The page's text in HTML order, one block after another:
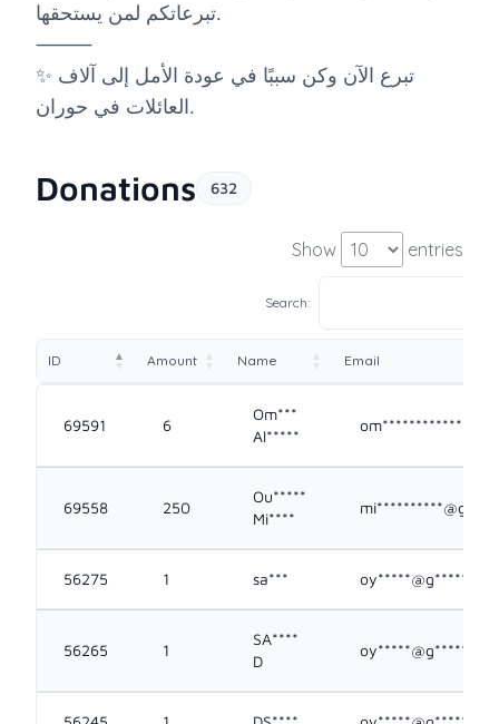
تبرعاتكم لمن يستحقها.
⸻
✨ تبرع الآن وكن سببًا في عودة الأمل إلى آلاف
العائلات في حوران.
Donations 632
Show entries
Search:
ID Amount Name
Email
69591 6
Om***
Al*****
69558 250
Ou*****
Mi****
56275 1 sa***
56265 1
SA****
D